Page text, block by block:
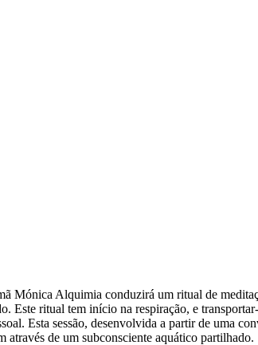
Mónica Alquimia conduzirá um ritual de
ritual tem início na respiração, e
Esta sessão, desenvolvida a partir de uma
através de um subconsciente aquático partilhado.